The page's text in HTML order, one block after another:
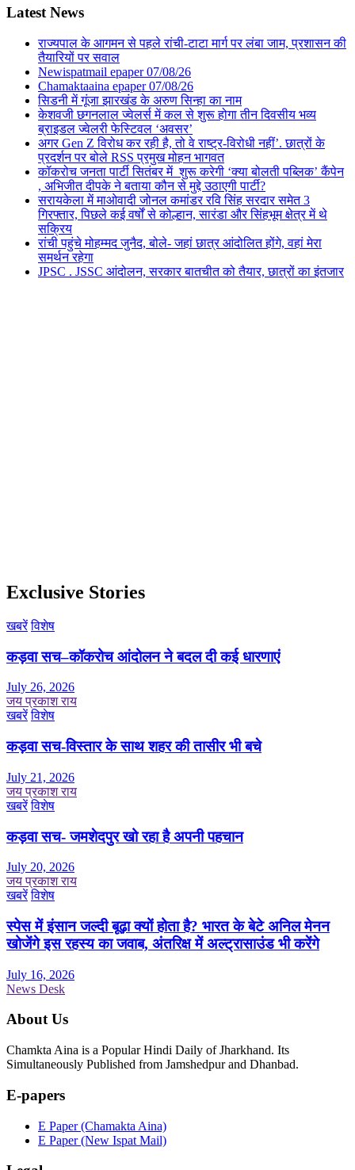
Latest News
राज्यपाल के आगमन से पहले रांची-टाटा मार्ग पर लंबा जाम, प्रशासन की
तैयारियों पर सवाल
Newispatmail epaper 07/08/26
Chamaktaaina epaper 07/08/26
सिडनी में गूंजा झारखंड के अरुण सिन्हा का नाम
केशवजी छगनलाल ज्वेलर्स में कल से शुरू होगा तीन दिवसीय भव्य
ब्राइडल ज्वेलरी फेस्टिवल ‘अवसर’
अगर Gen Z विरोध कर रही है, तो वे राष्ट्र-विरोधी नहीं’. छात्रों के
प्रदर्शन पर बोले RSS प्रमुख मोहन भागवत
कॉकरोच जनता पार्टी सितंबर में शुरू करेगी ‘क्या बोलती पब्लिक’ कैंपेन
, अभिजीत दीपके ने बताया कौन से मुद्दे उठाएगी पार्टी?
सरायकेला में माओवादी जोनल कमांडर रवि सिंह सरदार समेत 3
गिरफ्तार, पिछले कई वर्षों से कोल्हान, सारंडा और सिंहभूम क्षेत्र में थे
सक्रिय
रांची पहुंचे मोहम्मद जुनैद, बोले- जहां छात्र आंदोलित होंगे, वहां मेरा
समर्थन रहेगा
JPSC . JSSC आंदोलन, सरकार बातचीत को तैयार, छात्रों का इंतजार
Exclusive Stories
खबरें विशेष
कड़वा सच–कॉकरोच आंदोलन ने बदल दी कई धारणाएं
July 26, 2026
जय प्रकाश राय
खबरें विशेष
कड़वा सच-विस्तार के साथ शहर की तासीर भी बचे
July 21, 2026
जय प्रकाश राय
खबरें विशेष
कड़वा सच- जमशेदपुर खो रहा है अपनी पहचान
July 20, 2026
जय प्रकाश राय
खबरें विशेष
स्पेस में इंसान जल्दी बूढ़ा क्यों होता है? भारत के बेटे अनिल मेनन
खोजेंगे इस रहस्य का जवाब, अंतरिक्ष में अल्ट्रासाउंड भी करेंगे
July 16, 2026
News Desk
About Us
Chamkta Aina is a Popular Hindi Daily of Jharkhand. Its
Simultaneously Published from Jamshedpur and Dhanbad.
E-papers
E Paper (Chamakta Aina)
E Paper (New Ispat Mail)